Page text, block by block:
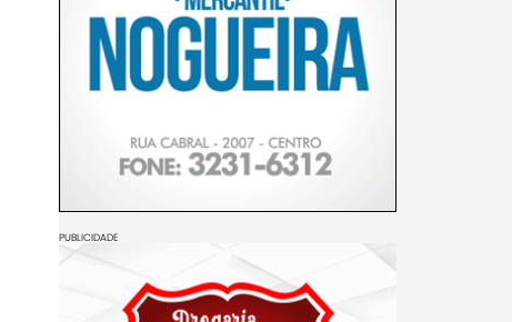
PUBLICIDADE